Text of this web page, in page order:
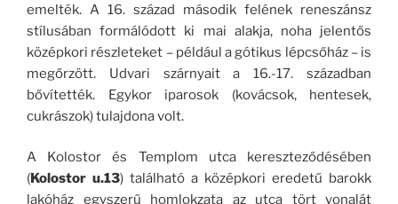
emelték. A 16. század második felének reneszánsz
stílusában formálódott ki mai alakja, noha jelentős
középkori részleteket – például a gótikus lépcsőház – is
megőrzött. Udvari szárnyait a 16.-17. században
bővítették. Egykor iparosok (kovácsok, hentesek,
cukrászok) tulajdona volt.
A Kolostor és Templom utca kereszteződésében
(Kolostor u.13) található a középkori eredetű barokk
lakóház egyszerű homlokzata az utca tört vonalát